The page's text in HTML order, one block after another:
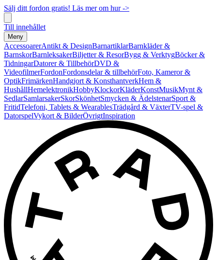
Sälj ditt fordon gratis! Läs mer om hur ->
Till innehållet
Meny
AccessoarerAntikt & DesignBarnartiklarBarnkläder &
BarnskorBarnleksakerBiljetter & ResorBygg & VerktygBöcker &
TidningarDatorer & TillbehörDVD &
VideofilmerFordonFordonsdelar & tillbehörFoto, Kameror &
OptikFrimärkenHandgjort & KonsthantverkHem &
HushållHemelektronikHobbyKlockorKläderKonstMusikMynt &
SedlarSamlarsakerSkorSkönhetSmycken & ÄdelstenarSport &
FritidTelefoni, Tablets & WearablesTrädgård & VäxterTV-spel &
DatorspelVykort & BilderÖvrigtInspiration